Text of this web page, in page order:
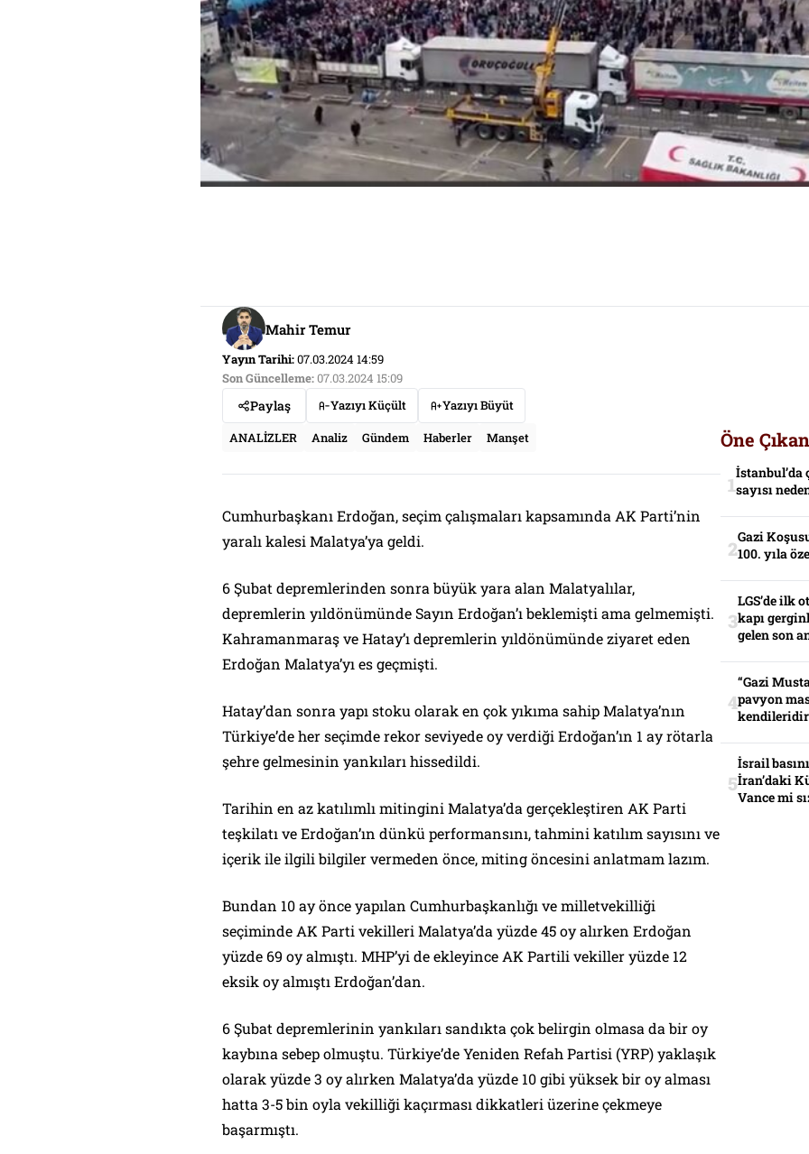
Mahir Temur
Yayın Tarihi:07.03.2024 14:59
Son Güncelleme:07.03.2024 15:09
Paylaş Yazıyı Küçült
Yazıyı Büyüt
ANALİZLER
Analiz Gündem Haberler Manşet
Cumhurbaşkanı Erdoğan, seçim çalışmaları kapsamında AK Parti’nin
yaralı kalesi Malatya’ya geldi.
6 Şubat depremlerinden sonra büyük yara alan Malatyalılar,
depremlerin yıldönümünde Sayın Erdoğan’ı beklemişti ama gelmemişti.
Kahramanmaraş ve Hatay’ı depremlerin yıldönümünde ziyaret eden
Erdoğan Malatya’yı es geçmişti.
Hatay’dan sonra yapı stoku olarak en çok yıkıma sahip Malatya’nın
Türkiye’de her seçimde rekor seviyede oy verdiği Erdoğan’ın 1 ay rötarla
şehre gelmesinin yankıları hissedildi.
Tarihin en az katılımlı mitingini Malatya’da gerçekleştiren AK Parti
teşkilatı ve Erdoğan’ın dünkü performansını, tahmini katılım sayısını ve
içerik ile ilgili bilgiler vermeden önce, miting öncesini anlatmam lazım.
Bundan 10 ay önce yapılan Cumhurbaşkanlığı ve milletvekilliği
seçiminde AK Parti vekilleri Malatya’da yüzde 45 oy alırken Erdoğan
yüzde 69 oy almıştı. MHP’yi de ekleyince AK Partili vekiller yüzde 12
eksik oy almıştı Erdoğan’dan.
6 Şubat depremlerinin yankıları sandıkta çok belirgin olmasa da bir oy
kaybına sebep olmuştu. Türkiye’de Yeniden Refah Partisi (YRP) yaklaşık
olarak yüzde 3 oy alırken Malatya’da yüzde 10 gibi yüksek bir oy alması
hatta 3-5 bin oyla vekilliği kaçırması dikkatleri üzerine çekmeye
başarmıştı.
Öne
sayısı
Gazi
100. yıla
LGS’de ilk
kapı
gelen son
“Gazi
pavyon
İsrail
İran’daki
Vance mi